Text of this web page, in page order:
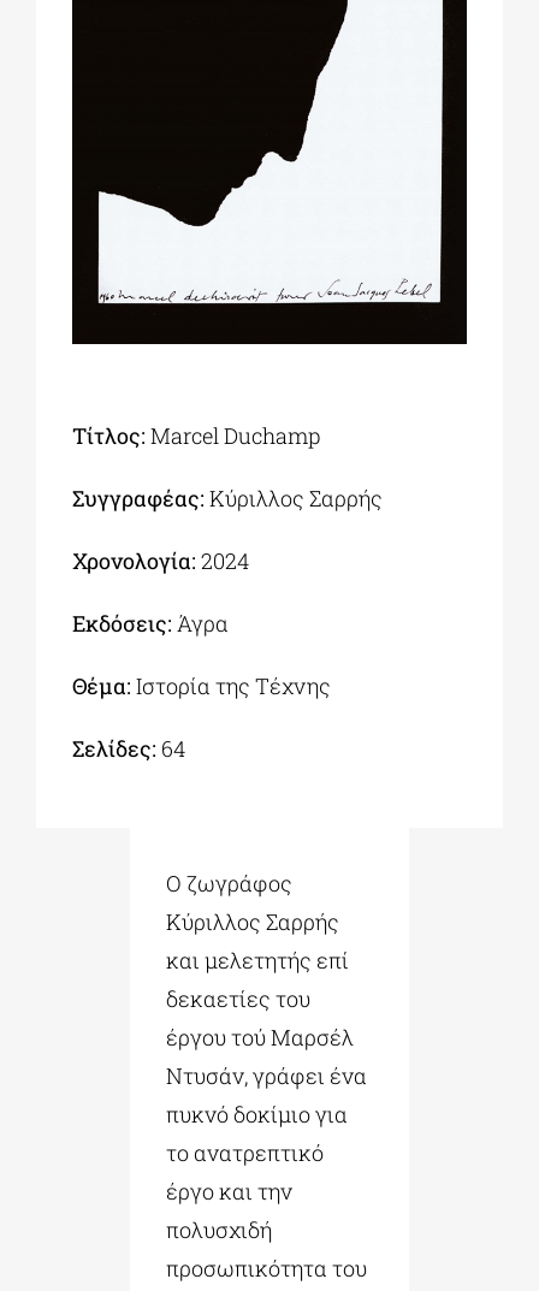
ΧΩΡΟΙ ΤΕΧΝΗΣ
Τίτλος: Marcel Duchamp
Συγγραφέας: Κύριλλος Σαρρής
Χρονολογία: 2024
Εκδόσεις: Άγρα
Θέμα: Ιστορία της Τέχνης
Σελίδες: 64
Ο ζωγράφος
Κύριλλος Σαρρής
και μελετητής επί
δεκαετίες του
έργου τού Μαρσέλ
Ντυσάν, γράφει ένα
πυκνό δοκίμιο για
το ανατρεπτικό
έργο και την
πολυσχιδή
προσωπικότητα του